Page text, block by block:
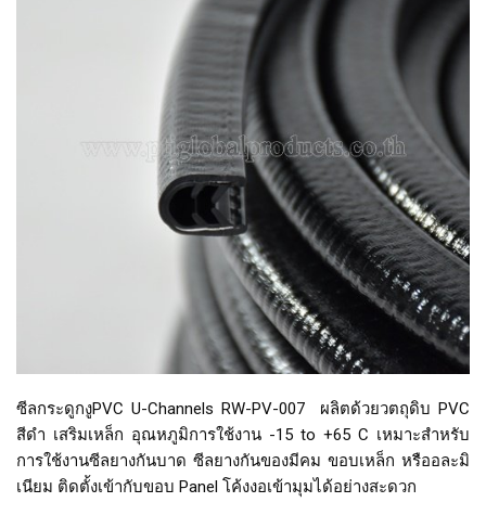
ซีลกระดูกงูPVC U-Channels RW-PV-007 ผลิตด้วยวตถุดิบ PVC
สีดำ เสริมเหล็ก อุณหภูมิการใช้งาน -15 to +65 C เหมาะสำหรับ
การใช้งานซีลยางกันบาด ซีลยางกันของมีคม ขอบเหล็ก หรืออละมิ
เนียม ติดตั้งเข้ากับขอบ Panel โค้งงอเข้ามุมได้อย่างสะดวก